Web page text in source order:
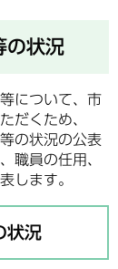
の状況
について、市
だくため、
の状況の公表
職員の任用、
します。
状況